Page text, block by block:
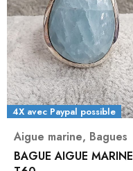
4X avec Paypal possible
Aigue marine, Bagues
BAGUE AIGUE MARINE